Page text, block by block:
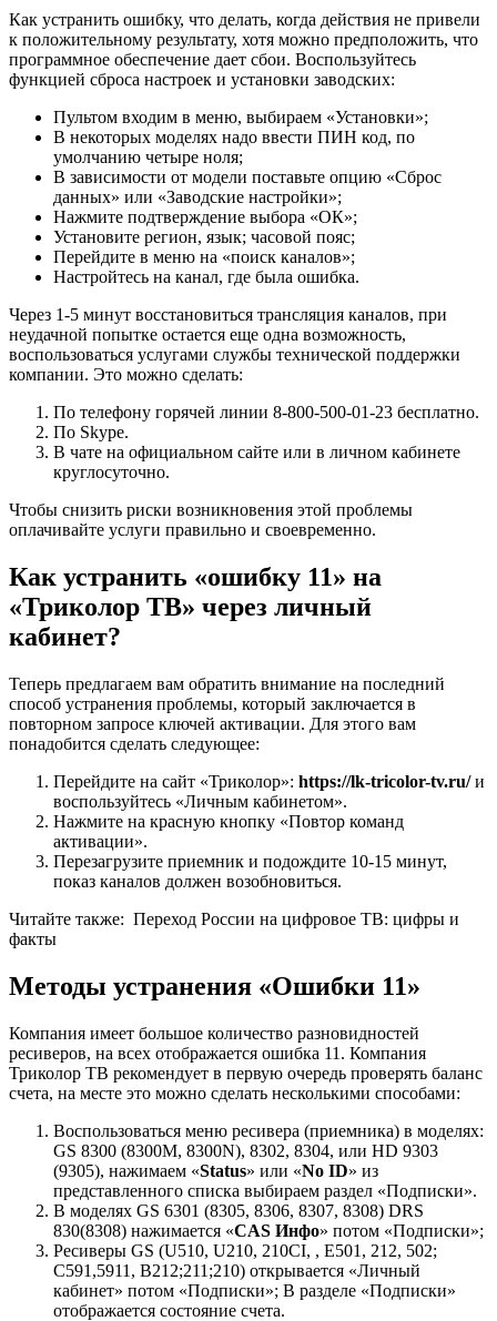
Как устранить ошибку, что делать, когда действия не привели
к положительному результату, хотя можно предположить, что
программное обеспечение дает сбои. Воспользуйтесь
функцией сброса настроек и установки заводских:
Пультом входим в меню, выбираем «Установки»;
В некоторых моделях надо ввести ПИН код, по
умолчанию четыре ноля;
В зависимости от модели поставьте опцию «Сброс
данных» или «Заводские настройки»;
Нажмите подтверждение выбора «ОК»;
Установите регион, язык; часовой пояс;
Перейдите в меню на «поиск каналов»;
Настройтесь на канал, где была ошибка.
Через 1-5 минут восстановиться трансляция каналов, при
неудачной попытке остается еще одна возможность,
воспользоваться услугами службы технической поддержки
компании. Это можно сделать:
По телефону горячей линии 8-800-500-01-23 бесплатно.
По Skype.
В чате на официальном сайте или в личном кабинете
круглосуточно.
Чтобы снизить риски возникновения этой проблемы
оплачивайте услуги правильно и своевременно.
Как устранить «ошибку 11» на
«Триколор ТВ» через личный
кабинет?
Теперь предлагаем вам обратить внимание на последний
способ устранения проблемы, который заключается в
повторном запросе ключей активации. Для этого вам
понадобится сделать следующее:
Перейдите на сайт «Триколор»: https://lk-tricolor-tv.ru/и
воспользуйтесь «Личным кабинетом».
Нажмите на красную кнопку «Повтор команд
активации».
Перезагрузите приемник и подождите 10-15 минут,
показ каналов должен возобновиться.
Читайте также: Переход России на цифровое ТВ: цифры и
факты
Методы устранения «Ошибки 11»
Компания имеет большое количество разновидностей
ресиверов, на всех отображается ошибка 11. Компания
Триколор ТВ рекомендует в первую очередь проверять баланс
счета, на месте это можно сделать несколькими способами:
Воспользоваться меню ресивера (приемника) в моделях:
GS 8300 (8300M, 8300N), 8302, 8304, или HD 9303
(9305), нажимаем «Status» или «No ID» из
представленного списка выбираем раздел «Подписки».
В моделях GS 6301 (8305, 8306, 8307, 8308) DRS
830(8308) нажимается «CAS Инфо» потом «Подписки»;
Ресиверы GS (U510, U210, 210CI, , E501, 212, 502;
C591,5911, B212;211;210) открывается «Личный
кабинет» потом «Подписки»; В разделе «Подписки»
отображается состояние счета.